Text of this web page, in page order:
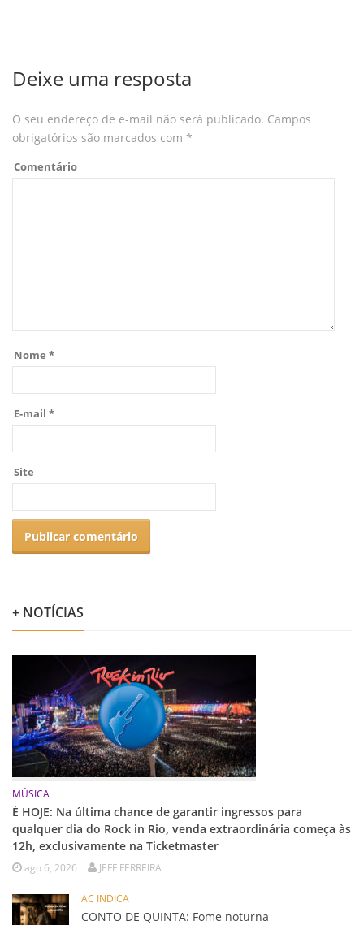
Deixe uma resposta
O seu endereço de e-mail não será publicado. Campos
obrigatórios são marcados com *
Comentário
Nome *
E-mail *
Site
+ NOTÍCIAS
MÚSICA
É HOJE: Na última chance de garantir ingressos para
qualquer dia do Rock in Rio, venda extraordinária começa às
12h, exclusivamente na Ticketmaster
ago 6, 2026 JEFF FERREIRA
AC INDICA
CONTO DE QUINTA: Fome noturna